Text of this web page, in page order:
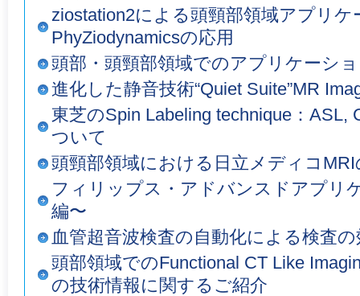
ziostation2による頭頸部領域アプリケ
PhyZiodynamicsの応用
頭部・頭頸部領域でのアプリケーシ
進化した静音技術“Quiet Suite”MR
東芝のSpin Labeling technique：ASL,
ついて
頭頸部領域における日立メディコ
フィリップス・アドバンスドアプリ
編〜
血管超音波検査の自動化による検査
頭部領域でのFunctional CT Like
の技術情報に関するご紹介